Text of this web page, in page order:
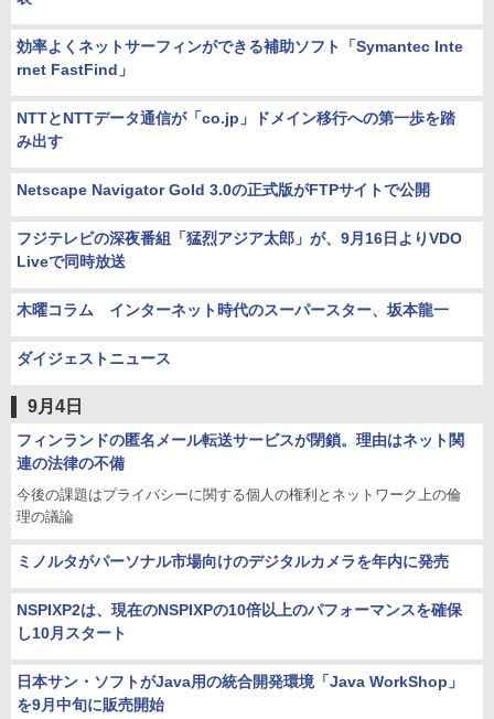
効率よくネットサーフィンができる補助ソフト「Symantec Inte
rnet FastFind」
NTTとNTTデータ通信が「co.jp」ドメイン移行への第一歩を踏
み出す
Netscape Navigator Gold 3.0の正式版がFTPサイトで公開
フジテレビの深夜番組「猛烈アジア太郎」が、9月16日よりVDO
Liveで同時放送
木曜コラム インターネット時代のスーパースター、坂本龍一
ダイジェストニュース
9月4日
フィンランドの匿名メール転送サービスが閉鎖。理由はネット関
連の法律の不備
今後の課題はプライバシーに関する個人の権利とネットワーク上の倫
理の議論
ミノルタがパーソナル市場向けのデジタルカメラを年内に発売
NSPIXP2は、現在のNSPIXPの10倍以上のパフォーマンスを確保
し10月スタート
日本サン・ソフトがJava用の統合開発環境「Java WorkShop」
を9月中旬に販売開始